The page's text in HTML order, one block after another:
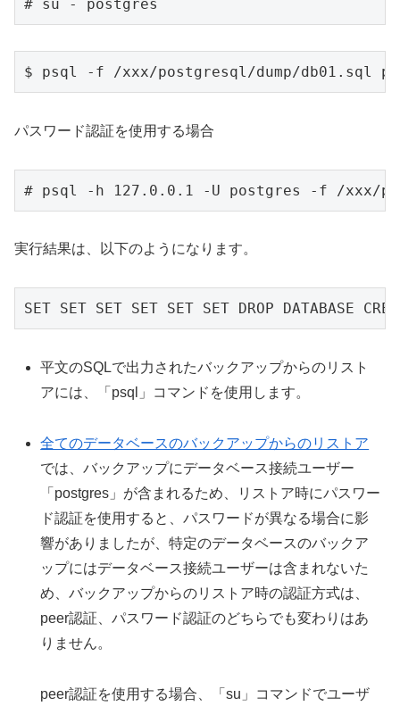
# su - postgres
$ psql -f /xxx/postgresql/dump/db01.sql
パスワード認証を使用する場合
# psql -h 127.0.0.1 -U postgres -f /xxx/
実行結果は、以下のようになります。
SET SET SET SET SET SET DROP DATABASE
平文のSQLで出力されたバックアップからのリスト
アには、「psql」コマンドを使用します。
全てのデータベースのバックアップからのリストア
では、バックアップにデータベース接続ユーザー
「postgres」が含まれるため、リストア時にパスワー
ド認証を使用すると、パスワードが異なる場合に影
響がありましたが、特定のデータベースのバックア
ップにはデータベース接続ユーザーは含まれないた
め、バックアップからのリストア時の認証方式は、
peer認証、パスワード認証のどちらでも変わりはあ
りません。
peer認証を使用する場合、「su」コマンドでユーザ